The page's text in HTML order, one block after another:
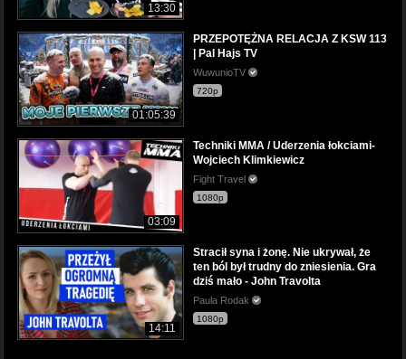
13:30
01:05:39
PRZEPOTĘŻNA RELACJA Z KSW 113
| Pal Hajs TV
WuwunioTV
720p
03:09
Techniki MMA / Uderzenia łokciami-
Wojciech Klimkiewicz
Fight Travel
1080p
14:11
Stracił syna i żonę. Nie ukrywał, że
ten ból był trudny do zniesienia. Gra
dziś mało - John Travolta
Paula Rodak
1080p